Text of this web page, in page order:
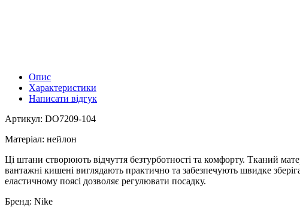
Опис
Характеристики
Написати відгук
Артикул: DO7209-104
Матеріал: нейлон
Ці штани створюють відчуття безтурботності та комфорту. Тканий
вантажні кишені виглядають практично та забезпечують швидке
еластичному поясі дозволяє регулювати посадку.
Бренд: Nike